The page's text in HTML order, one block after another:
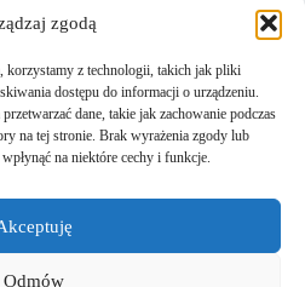
zgodą
korzystamy z technologii, takich jak pliki
dostępu do informacji o urządzeniu.
dane, takie jak zachowanie podczas
na tej stronie. Brak wyrażenia zgody lub
na niektóre cechy i funkcje.
Odmów